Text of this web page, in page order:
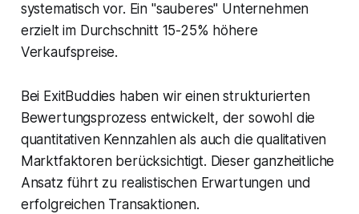
systematisch vor. Ein "sauberes" Unternehmen
erzielt im Durchschnitt 15-25% höhere
Verkaufspreise.
Bei ExitBuddies haben wir einen strukturierten
Bewertungsprozess entwickelt, der sowohl die
quantitativen Kennzahlen als auch die qualitativen
Marktfaktoren berücksichtigt. Dieser ganzheitliche
Ansatz führt zu realistischen Erwartungen und
erfolgreichen Transaktionen.